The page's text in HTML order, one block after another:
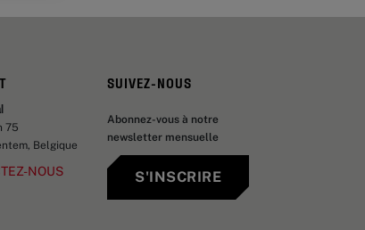
75
Belgique
NOUS
SUIVEZ-NOUS
Abonnez-vous à notre
newsletter mensuelle
S'INSCRIRE